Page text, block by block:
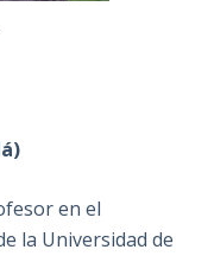
en el
la Universidad de